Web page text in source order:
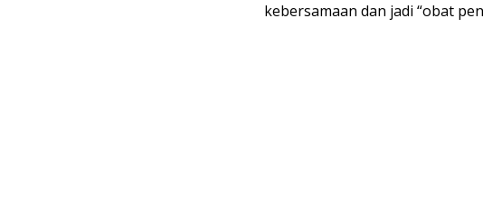
kebersamaan dan jadi “obat